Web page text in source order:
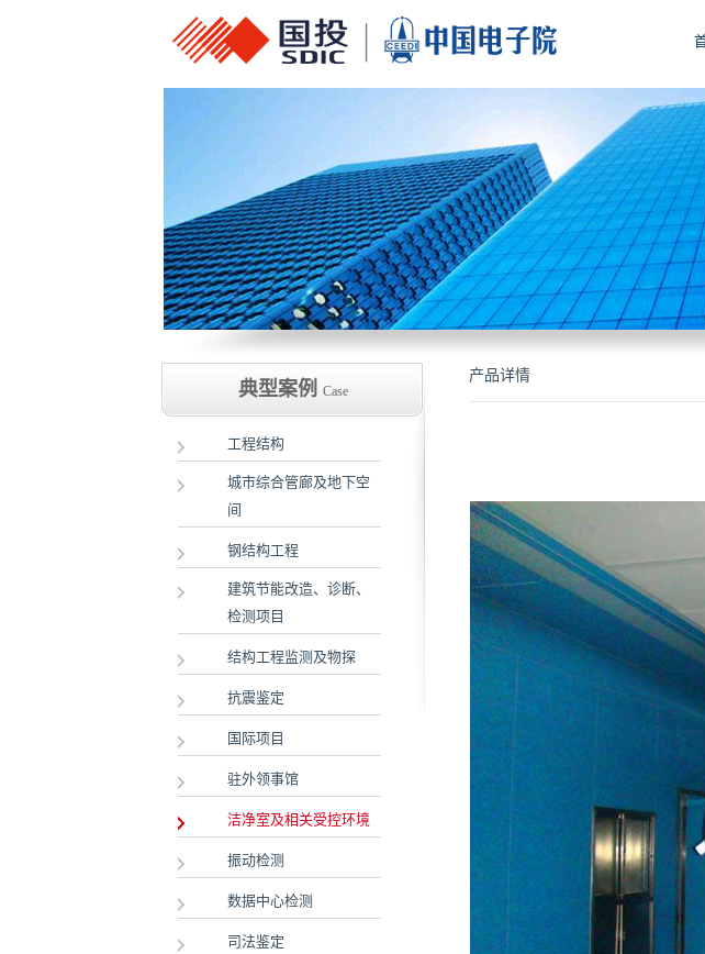
典型案例 Case
工程结构
城市综合管廊及地下空
间
钢结构工程
建筑节能改造、诊断、
检测项目
结构工程监测及物探
抗震鉴定
国际项目
驻外领事馆
洁净室及相关受控环境
振动检测
数据中心检测
司法鉴定
产品详情